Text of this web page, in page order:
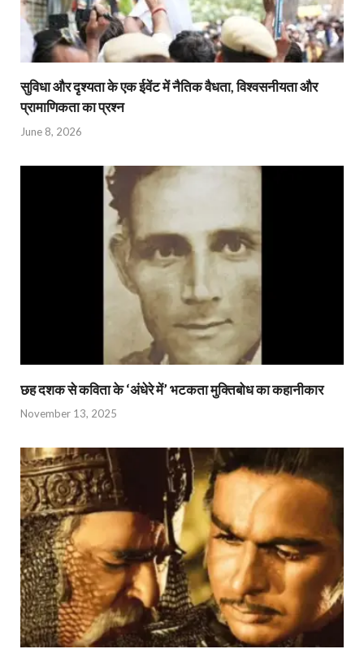
सुविधा और दृश्यता के एक ईवेंट में नैतिक वैधता, विश्वसनीयता और
प्रामाणिकता का प्रश्न
June 8, 2026
छह दशक से कविता के ‘अंधेरे में’ भटकता मुक्तिबोध का कहानीकार
November 13, 2025